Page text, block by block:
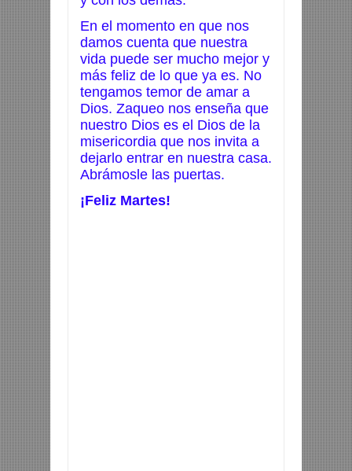
En el momento en que nos
damos cuenta que nuestra
vida puede ser mucho mejor y
más feliz de lo que ya es. No
tengamos temor de amar a
Dios. Zaqueo nos enseña que
nuestro Dios es el Dios de la
misericordia que nos invita a
dejarlo entrar en nuestra casa.
Abrámosle las puertas.
¡Feliz Martes!